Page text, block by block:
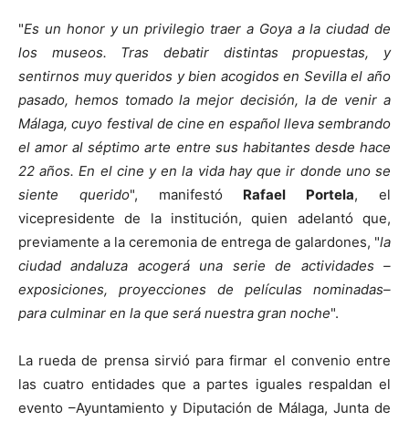
"Es un honor y un privilegio traer a Goya a la ciudad de
los museos. Tras debatir distintas propuestas, y
sentirnos muy queridos y bien acogidos en Sevilla el año
pasado, hemos tomado la mejor decisión, la de venir a
Málaga, cuyo festival de cine en español lleva sembrando
el amor al séptimo arte entre sus habitantes desde hace
22 años. En el cine y en la vida hay que ir donde uno se
siente querido", manifestó Rafael Portela, el
vicepresidente de la institución, quien adelantó que,
previamente a la ceremonia de entrega de galardones, "la
ciudad andaluza acogerá una serie de actividades –
exposiciones, proyecciones de películas nominadas–
para culminar en la que será nuestra gran noche".
La rueda de prensa sirvió para firmar el convenio entre
las cuatro entidades que a partes iguales respaldan el
evento –Ayuntamiento y Diputación de Málaga, Junta de